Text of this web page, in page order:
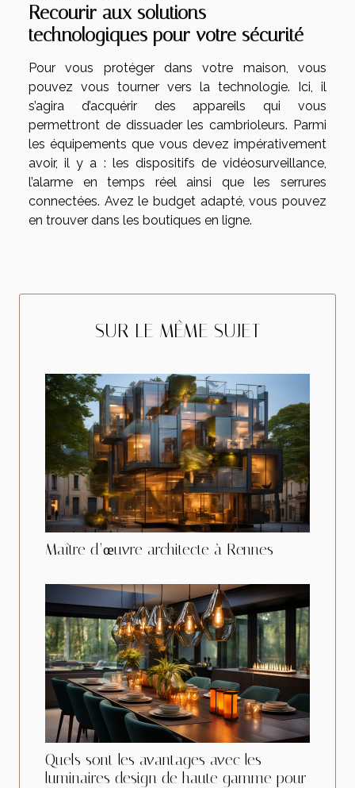
Recourir aux solutions
technologiques pour votre sécurité
Pour vous protéger dans votre maison, vous
pouvez vous tourner vers la technologie. Ici, il
s’agira d’acquérir des appareils qui vous
permettront de dissuader les cambrioleurs. Parmi
les équipements que vous devez impérativement
avoir, il y a : les dispositifs de vidéosurveillance,
l’alarme en temps réel ainsi que les serrures
connectées. Avez le budget adapté, vous pouvez
en trouver dans les boutiques en ligne.
SUR LE MÊME SUJET
Maître d’œuvre architecte à Rennes
Quels sont les avantages avec les
luminaires design de haute gamme pour